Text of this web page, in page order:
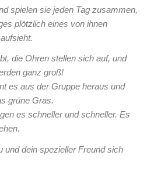
spielen sie jeden Tag zusammen,
plötzlich eines von ihnen
die Ohren stellen sich auf, und
ganz groß!
es aus der Gruppe heraus und
grüne Gras.
es schneller und schneller. Es
und dein spezieller Freund sich